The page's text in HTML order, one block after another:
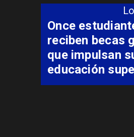
Álvarez-
apuesta
consolidar el
como
Libertadores